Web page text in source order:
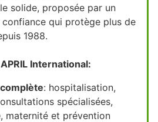
solide, proposée par un
qui protège plus de
1988.
International:
: hospitalisation,
spécialisées,
maternité et prévention